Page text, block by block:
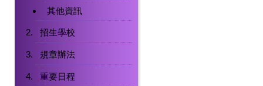
其他資訊
招生學校
規章辦法
重要日程